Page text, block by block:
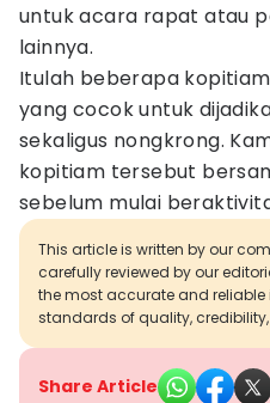
untuk acara rapat atau
lainnya.
Itulah beberapa
yang cocok untuk
sekaligus nongkrong.
kopitiam tersebut
sebelum mulai
This article is written by our
carefully reviewed by our
the most accurate and
standards of quality,
Share Article